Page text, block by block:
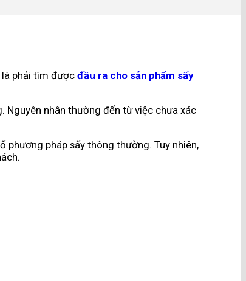
là phải tìm được đầu ra cho sản phẩm sấy
Nguyên nhân thường đến từ việc chưa xác
pháp sấy thông thường. Tuy nhiên,